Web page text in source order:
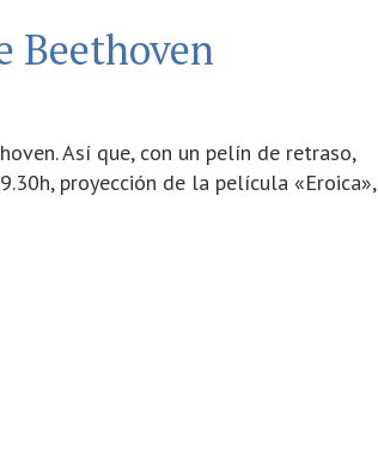
Beethoven
Así que, con un pelín de retraso,
proyección de la película «Eroica»,